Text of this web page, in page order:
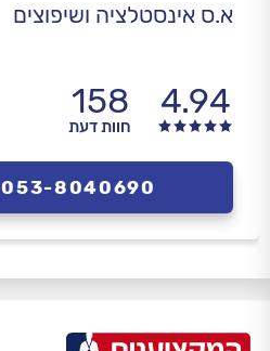
א.ס אינסטלציה ושיפוצים
4.94
158
חוות דעת
053-8040690